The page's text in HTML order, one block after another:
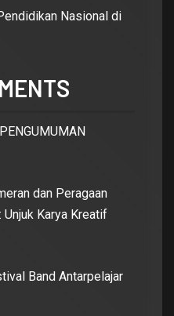
Nasional di
PENGUMUMAN
dan Peragaan
Unjuk Karya Kreatif
Band Antarpelajar